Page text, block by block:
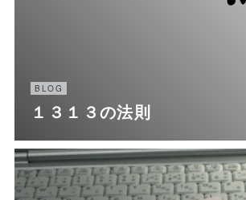
BLOG
１３１３の法則